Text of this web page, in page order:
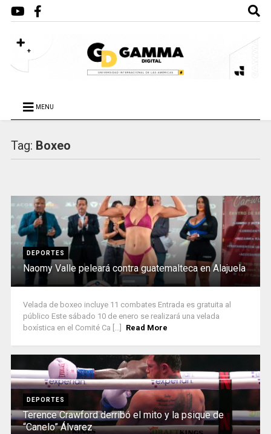
MENU
Tag: Boxeo
DEPORTES
Naomy Valle peleará contra guatemalteca en Alajuela
Velada de boxeo incluye 11 combates Entrada es gratuita al
público Este sábado 10 de enero se realizará una velada
boxística en el Comité Ca [...]
Read More
DEPORTES
Terence Crawford derribó el mito y la psique de
“Canelo” Álvarez